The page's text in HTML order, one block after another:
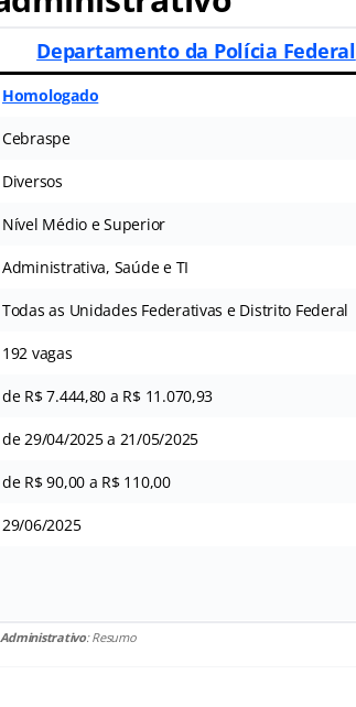
Departamento da Polícia Federal
Homologado
Cebraspe
Diversos
Nível Médio e Superior
Administrativa, Saúde e TI
Todas as Unidades Federativas e Distrito Federal
192 vagas
de R$ 7.444,80 a R$ 11.070,93
de 29/04/2025 a 21/05/2025
de R$ 90,00 a R$ 110,00
29/06/2025
Administrativo: Resumo